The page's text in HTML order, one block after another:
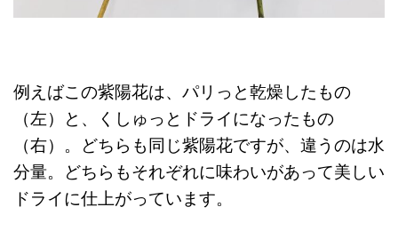
例えばこの紫陽花は、パリっと乾燥したもの
（左）と、くしゅっとドライになったもの
（右）。どちらも同じ紫陽花ですが、違うのは水
分量。どちらもそれぞれに味わいがあって美しい
ドライに仕上がっています。